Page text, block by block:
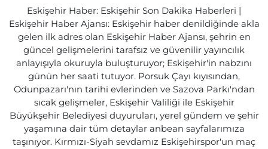
Eskişehir Haber: Eskişehir Son Dakika Haberleri |
Eskişehir Haber Ajansı: Eskişehir haber denildiğinde akla
gelen ilk adres olan Eskişehir Haber Ajansı, şehrin en
güncel gelişmelerini tarafsız ve güvenilir yayıncılık
anlayışıyla okuruyla buluşturuyor; Eskişehir'in nabzını
günün her saati tutuyor. Porsuk Çayı kıyısından,
Odunpazarı'nın tarihi evlerinden ve Sazova Parkı'ndan
sıcak gelişmeler, Eskişehir Valiliği ile Eskişehir
Büyükşehir Belediyesi duyuruları, yerel gündem ve şehir
yaşamına dair tüm detaylar anbean sayfalarımıza
taşınıyor. Kırmızı-Siyah sevdamız Eskişehirspor'un maç